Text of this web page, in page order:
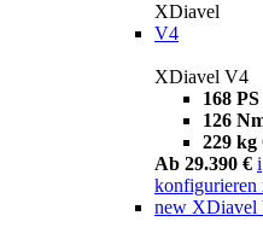
XDiavel
V4
XDiavel V4
168 PS
126
229 kg
Ab 29.390 € i
konfigurieren
new XDiavel